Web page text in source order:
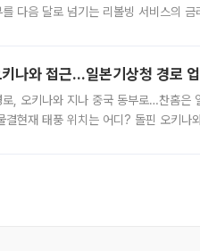
다음 달로 넘기는 리볼빙 서비스의
나와 접근…일본기상청 경로
, 오키나와 지나 중국 동부로…찬홈은
결현재 태풍 위치는 어디? 돌핀 오키나